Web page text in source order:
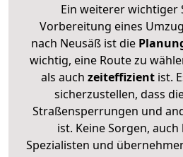
Ein weiterer wichtiger
Vorbereitung eines
nach Neusäß ist die
wichtig, eine Route zu
als auch zeiteffizientist.
sicherzustellen, dass
Straßensperrungen und
ist. Keine Sorgen,
Spezialisten und